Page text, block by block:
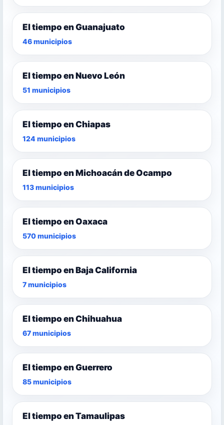
El tiempo en Guanajuato
46 municipios
El tiempo en Nuevo León
51 municipios
El tiempo en Chiapas
124 municipios
El tiempo en Michoacán de Ocampo
113 municipios
El tiempo en Oaxaca
570 municipios
El tiempo en Baja California
7 municipios
El tiempo en Chihuahua
67 municipios
El tiempo en Guerrero
85 municipios
El tiempo en Tamaulipas